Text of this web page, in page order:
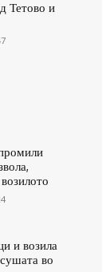
Тетово и
и возила
во